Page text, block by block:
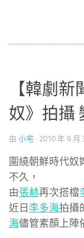
【韓劇
奴》拍攝
由 小宅 · 2010 年 9 月
圍繞朝鮮時代奴
不久，
由張赫再次搭檔
近日 李多海拍攝
海儘管素顏上陣